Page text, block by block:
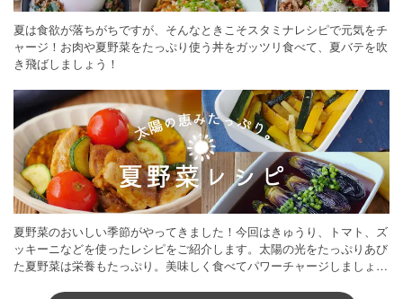
夏は食欲が落ちがちですが、そんなときこそスタミナレシピで元気をチ
ャージ！お肉や夏野菜をたっぷり使う丼をガッツリ食べて、夏バテを吹
き飛ばしましょう！
夏野菜のおいしい季節がやってきました！今回はきゅうり、トマト、ズ
ッキーニなどを使ったレシピをご紹介します。太陽の光をたっぷりあび
た夏野菜は栄養もたっぷり。美味しく食べてパワーチャージしましょう